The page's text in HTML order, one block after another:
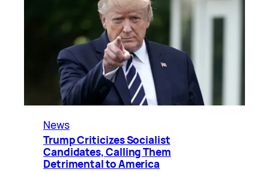
News
Trump Criticizes Socialist
Candidates, Calling Them
Detrimental to America